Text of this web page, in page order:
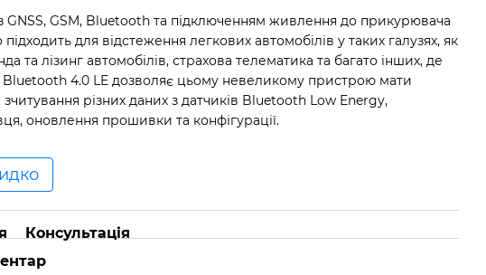
GNSS, GSM, Bluetooth та підключенням живлення до прикурювача
для відстеження легкових автомобілів у таких галузях, як
та лізинг автомобілів, страхова телематика та багато інших, де
Bluetooth 4.0 LE дозволяє цьому невеликому пристрою мати
різних даних з датчиків Bluetooth Low Energy,
оновлення прошивки та конфігурації.
Консультація